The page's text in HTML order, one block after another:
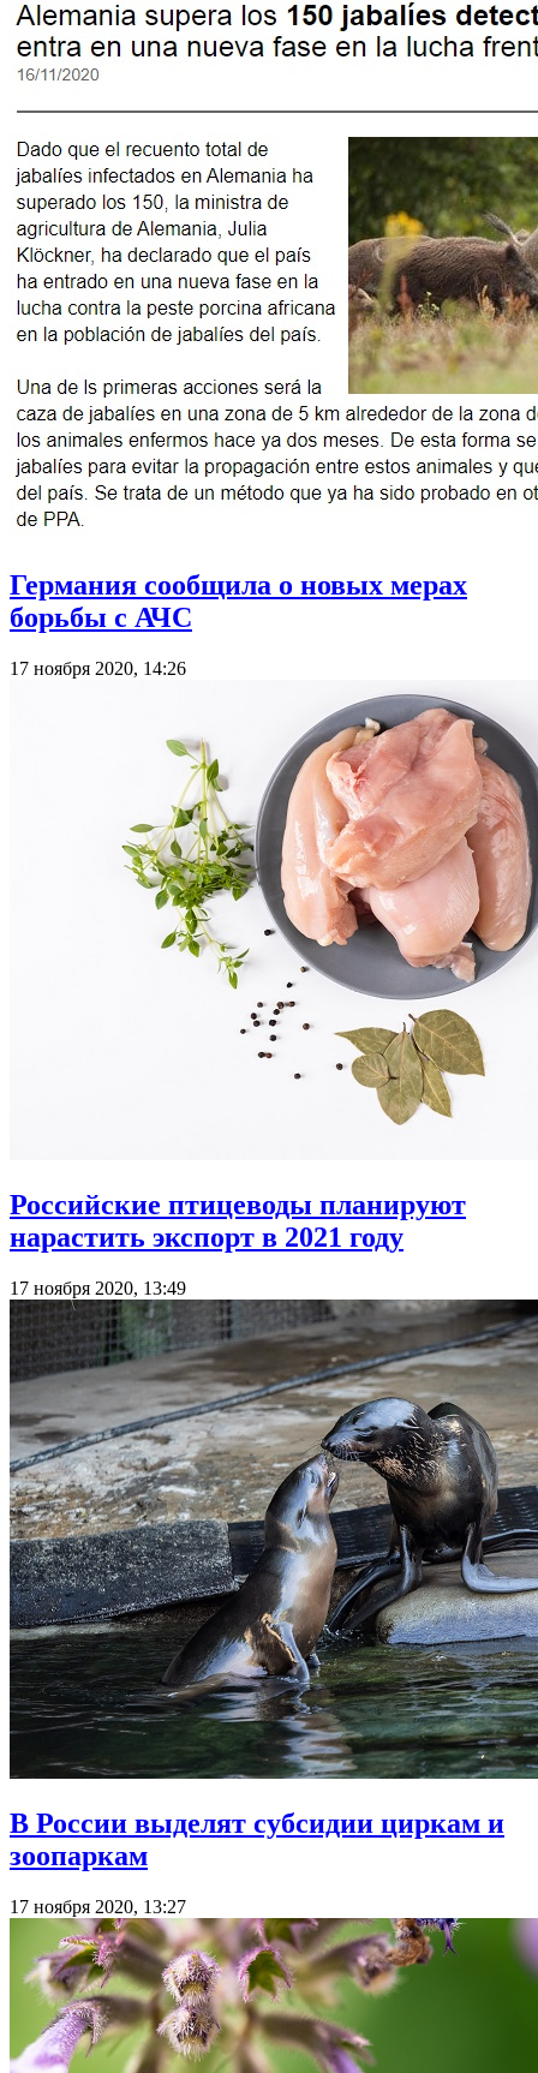
Германия сообщила о новых мерах
борьбы с АЧС
17 ноября 2020, 14:26
Российские птицеводы планируют
нарастить экспорт в 2021 году
17 ноября 2020, 13:49
В России выделят субсидии циркам и
зоопаркам
17 ноября 2020, 13:27